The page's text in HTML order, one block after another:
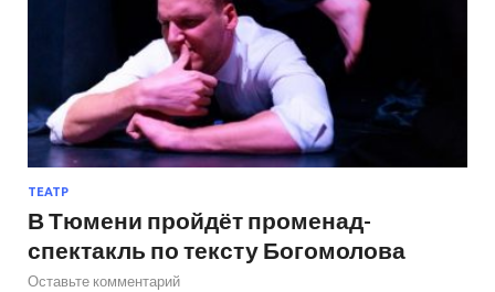
ТЕАТР
В Тюмени пройдёт променад-
спектакль по тексту Богомолова
Оставьте комментарий